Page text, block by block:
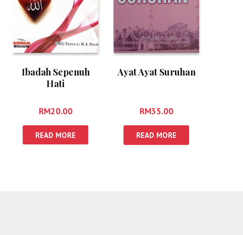
Ibadah Sepenuh
Hati
RM20.00
READ MORE
Ayat Ayat Suruhan
RM35.00
READ MORE